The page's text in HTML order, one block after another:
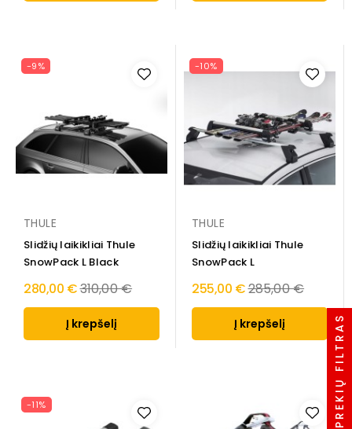
-9%
THULE
Slidžių laikikliai Thule
SnowPack L Black
280,00 €Regular
price
310,00 €
Į krepšelį
-10%
THULE
Slidžių laikikliai Thule
SnowPack L
255,00 €Regular
price
285,00 €
Į krepšelį
-11% PREKIŲ FILTRAS